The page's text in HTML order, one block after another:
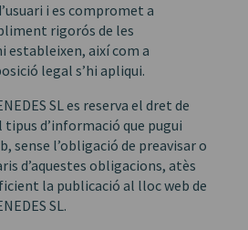
i es compromet a
rigorós de les
estableixen, així com a
legal s’hi apliqui.
SL es reserva el dret de
d’informació que pugui
sense l’obligació de preavisar o
d’aquestes obligacions, atès
la publicació al lloc web de
SL.